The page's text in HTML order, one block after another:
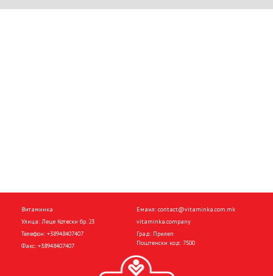
Витаминка
Улица: Леце Котески бр. 23
Телефон: +38948407407
Факс: +38948407407
Емаил: contact@vitaminka.com.mk
vitaminka.company
Град: Прилеп
Поштенски код: 7500